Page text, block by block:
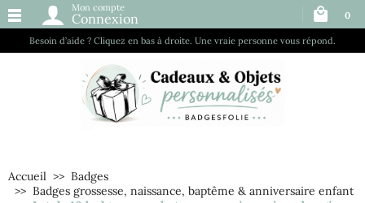
Besoin d’aide ? Cliquez en bas à droite. Une vraie personne vous répond.
Mon compte
Connexion 0
Accueil
Badges
Badges grossesse, naissance, baptême & anniversaire enfant